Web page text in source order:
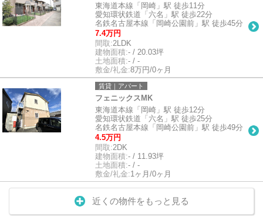
東海道本線「岡崎」駅 徒歩11分
愛知環状鉄道「六名」駅 徒歩22分
名鉄名古屋本線「岡崎公園前」駅 徒歩45分
7.4万円
間取:2LDK
建物面積:- / 20.03坪
土地面積:- / -
敷金/礼金:8万円/0ヶ月
賃貸｜アパート
フェニックスMK
東海道本線「岡崎」駅 徒歩12分
愛知環状鉄道「六名」駅 徒歩25分
名鉄名古屋本線「岡崎公園前」駅 徒歩49分
4.5万円
間取:2DK
建物面積:- / 11.93坪
土地面積:- / -
敷金/礼金:1ヶ月/0ヶ月
近くの物件をもっと見る